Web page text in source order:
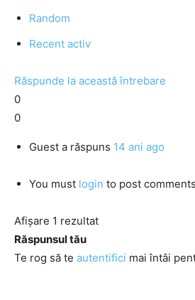
Random
Recent activ
Răspunde la această întrebare
0
0
Guest a răspuns 14 ani ago
You must login to post comments
Afișare 1 rezultat
Răspunsul tău
Te rog să te autentifici mai întâi